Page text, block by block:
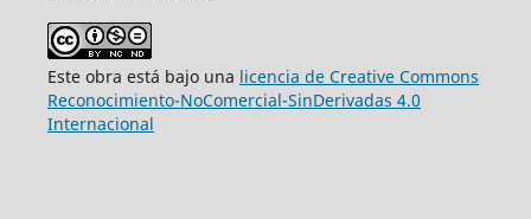
Este obra está bajo una licencia de Creative Commons
Reconocimiento-NoComercial-SinDerivadas 4.0
Internacional